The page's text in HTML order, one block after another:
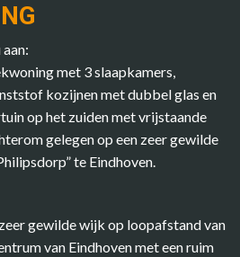
met 3 slaapkamers,
kozijnen met dubbel glas en
op het zuiden met vrijstaande
gelegen op een zeer gewilde
te Eindhoven.
gewilde wijk op loopafstand van
van Eindhoven met een ruim